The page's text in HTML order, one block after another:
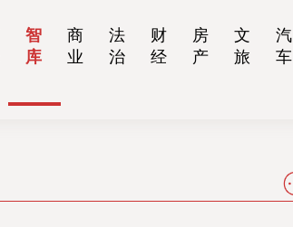
智
库
商
业
法
治
财
经
房
产
文
旅
汽
车